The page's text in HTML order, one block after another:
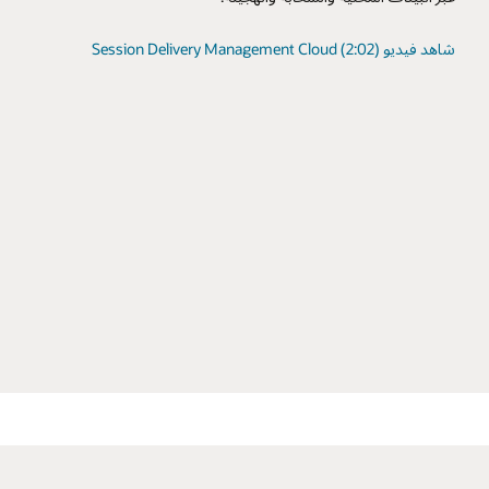
شاهد فيديو Session Delivery Management Cloud (2:02)